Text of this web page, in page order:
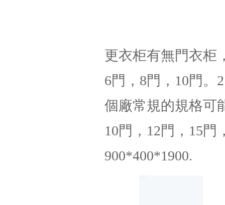
更衣柜有無門衣柜
6門，8門，10門。
個廠常規的規格可
10門，12門，15門
900*400*1900.